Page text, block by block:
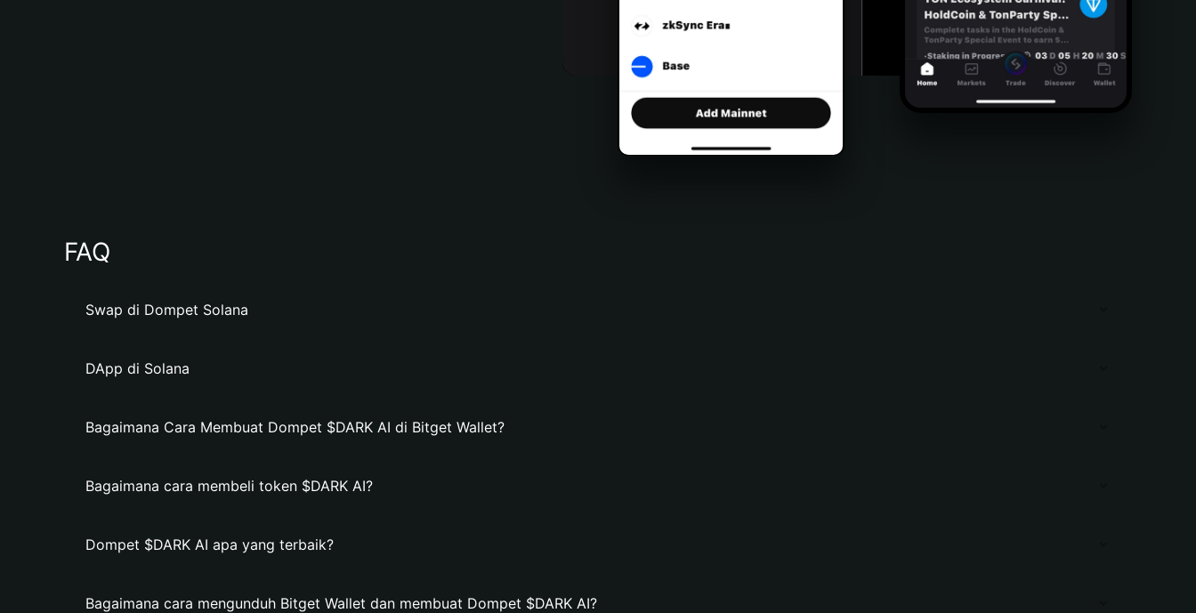
FAQ
Swap di Dompet Solana
DApp di Solana
Bagaimana Cara Membuat Dompet $DARK AI di Bitget Wallet?
Bagaimana cara membeli token $DARK AI?
Dompet $DARK AI apa yang terbaik?
Bagaimana cara mengunduh Bitget Wallet dan membuat Dompet $DARK AI?